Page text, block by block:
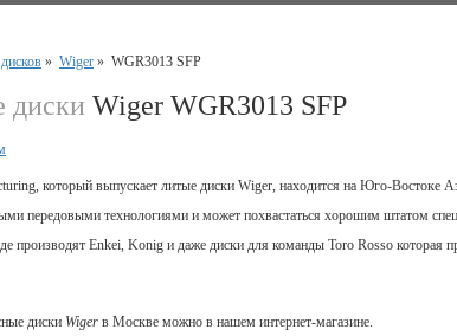
» Wiger » WGR3013 SFP
диски Wiger WGR3013 SFP
который выпускает литые диски Wiger, находится на Юго-Востоке
передовыми технологиями и может похвастаться хорошим штатом
производят Enkei, Konig и даже диски для команды Toro Rosso которая
диски Wiger в Москве можно в нашем интернет-магазине.